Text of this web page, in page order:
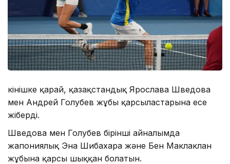
Өкінішке қарай, қазақстандық Ярослава Шведова
мен Андрей Голубев жұбы қарсыластарына есе
жіберді.
Шведова мен Голубев бірінші айналымда
жапониялық Эна Шибахара және Бен Маклаклан
жұбына қарсы шыққан болатын.